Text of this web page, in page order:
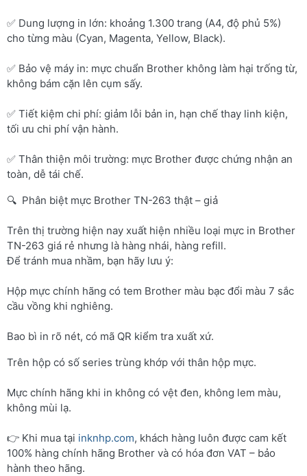
✅ Dung lượng in lớn: khoảng 1.300 trang (A4, độ phủ 5%)
cho từng màu (Cyan, Magenta, Yellow, Black).
✅ Bảo vệ máy in: mực chuẩn Brother không làm hại trống từ,
không bám cặn lên cụm sấy.
✅ Tiết kiệm chi phí: giảm lỗi bản in, hạn chế thay linh kiện,
tối ưu chi phí vận hành.
✅ Thân thiện môi trường: mực Brother được chứng nhận an
toàn, dễ tái chế.
🔍 Phân biệt mực Brother TN-263 thật – giả
Trên thị trường hiện nay xuất hiện nhiều loại mực in Brother
TN-263 giá rẻ nhưng là hàng nhái, hàng refill.
Để tránh mua nhầm, bạn hãy lưu ý:
Hộp mực chính hãng có tem Brother màu bạc đổi màu 7 sắc
cầu vồng khi nghiêng.
Bao bì in rõ nét, có mã QR kiểm tra xuất xứ.
Trên hộp có số series trùng khớp với thân hộp mực.
Mực chính hãng khi in không có vệt đen, không lem màu,
không mùi lạ.
👉 Khi mua tại inknhp.com, khách hàng luôn được cam kết
100% hàng chính hãng Brother và có hóa đơn VAT – bảo
hành theo hãng.